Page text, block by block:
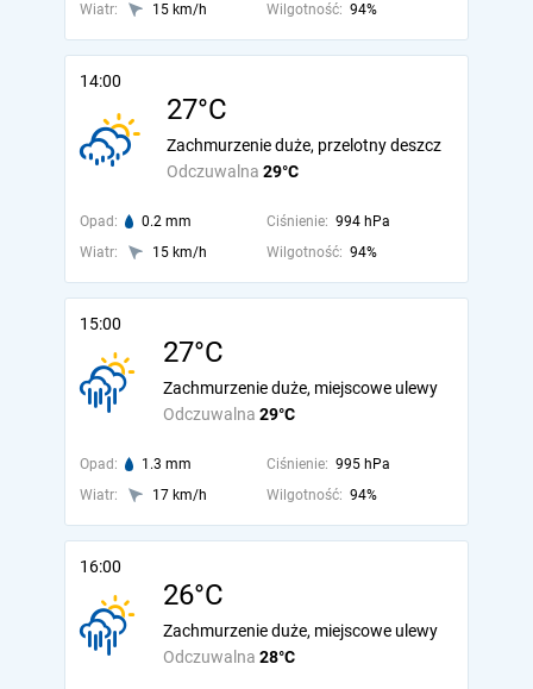
Wiatr:
15 km/h Wilgotność: 94%
14:00
27°C
Odczuwalna 29°C
Zachmurzenie duże, przelotny deszcz
Opad: 0.2 mm Ciśnienie: 994 hPa
Wiatr:
15 km/h Wilgotność: 94%
15:00
27°C
Odczuwalna 29°C
Zachmurzenie duże, miejscowe ulewy
Opad: 1.3 mm Ciśnienie: 995 hPa
Wiatr:
17 km/h Wilgotność: 94%
16:00
26°C
Odczuwalna 28°C
Zachmurzenie duże, miejscowe ulewy